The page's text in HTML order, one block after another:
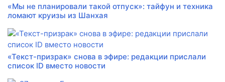
«Мы не планировали такой отпуск»: тайфун и техника
ломают круизы из Шанхая
«Текст-призрак» снова в эфире: редакции прислали
список ID вместо новости